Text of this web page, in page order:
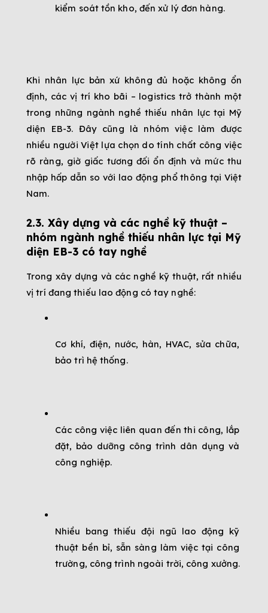
kiểm soát tồn kho, đến xử lý đơn hàng.
Khi nhân lực bản xứ không đủ hoặc không ổn
định, các vị trí kho bãi – logistics trở thành một
trong những ngành nghề thiếu nhân lực tại Mỹ
diện EB-3. Đây cũng là nhóm việc làm được
nhiều người Việt lựa chọn do tính chất công việc
rõ ràng, giờ giấc tương đối ổn định và mức thu
nhập hấp dẫn so với lao động phổ thông tại Việt
Nam.
2.3. Xây dựng và các nghề kỹ thuật –
nhóm ngành nghề thiếu nhân lực tại Mỹ
diện EB-3 có tay nghề
Trong xây dựng và các nghề kỹ thuật, rất nhiều
vị trí đang thiếu lao động có tay nghề:
Cơ khí, điện, nước, hàn, HVAC, sửa chữa,
bảo trì hệ thống.
Các công việc liên quan đến thi công, lắp
đặt, bảo dưỡng công trình dân dụng và
công nghiệp.
Nhiều bang thiếu đội ngũ lao động kỹ
thuật bền bỉ, sẵn sàng làm việc tại công
trường, công trình ngoài trời, công xưởng.